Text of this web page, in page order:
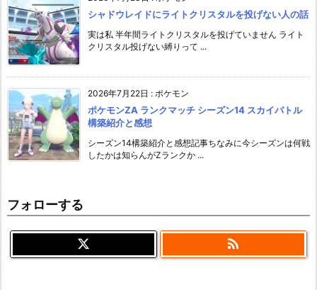
シャドウレイドにライトクリスタルを投げない人の話
実は私 半年間ライトクリスタルを投げていません ライト
クリスタル投げない縛りって ...
2026年7月22日 : ポケモン
ポケモンZA ランクマッチ シーズン14 スカイバトル
構築紹介と感想
シーズン14構築紹介と感想記事ちなみに今シーズンは何戦
したかは知らんがZランクか ...
フォローする
